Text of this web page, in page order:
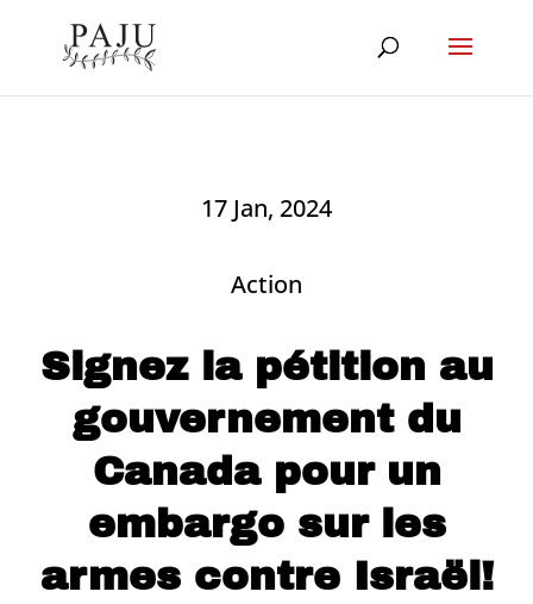
17 Jan, 2024
Action
Signez la pétition au
gouvernement du
Canada pour un
embargo sur les
armes contre Israël!